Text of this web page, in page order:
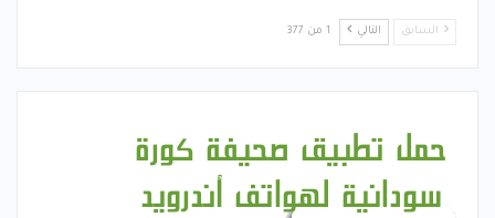
السابق التالي 1 من 377